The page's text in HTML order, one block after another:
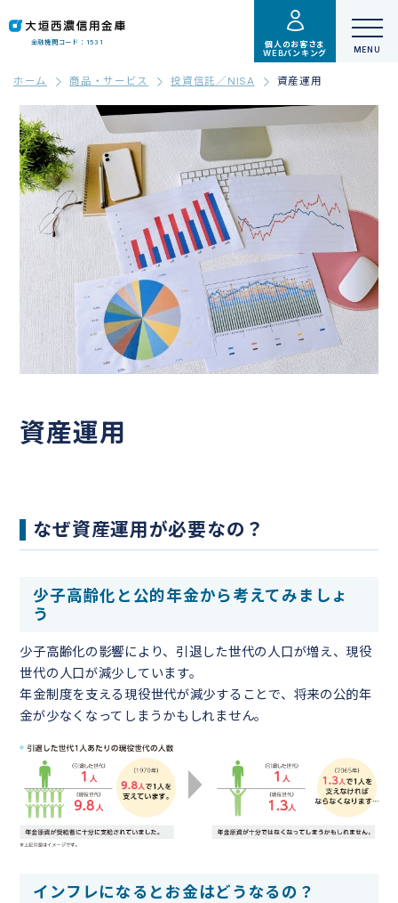
金融機関コード：1531
個人のお客さま
WEBバンキング
ホーム 商品・サービス 投資信託／NISA 資産運用
資産運用
なぜ資産運用が必要なの？
少子高齢化と公的年金から考えてみましょ
う
少子高齢化の影響により、引退した世代の人口が増え、現役
世代の人口が減少しています。
年金制度を支える現役世代が減少することで、将来の公的年
金が少なくなってしまうかもしれません。
インフレになるとお金はどうなるの？